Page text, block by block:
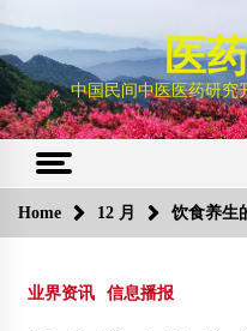
content
医
中国民间中医医药研究
Home 12 月 饮食养生
业界资讯 信息播报